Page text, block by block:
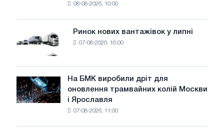
фотоелектричну
цілей
декарбонізації
08-08-2026, 10:00
Ринок
нових
вантажівок
у
липні
Ринок нових вантажівок у липні
07-08-2026, 16:00
На
БМК
виробили
На БМК виробили дріт для
оновлення трамвайних колій Москви
і Ярославля
07-08-2026, 11:00